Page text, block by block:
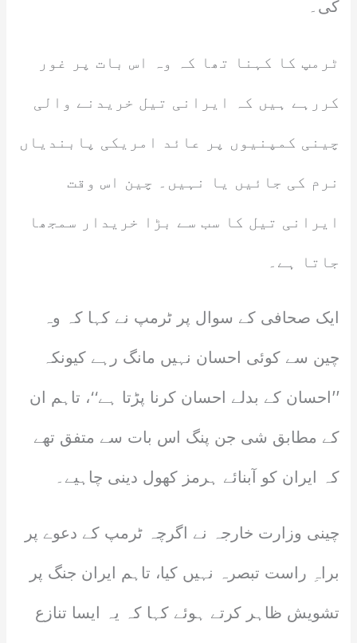
کی۔
ٹرمپ کا کہنا تھا کہ وہ اس بات پر غور
کررہے ہیں کہ ایرانی تیل خریدنے والی
چینی کمپنیوں پر عائد امریکی پابندیاں
نرم کی جائیں یا نہیں۔ چین اس وقت
ایرانی تیل کا سب سے بڑا خریدار سمجھا
جاتا ہے۔
ایک صحافی کے سوال پر ٹرمپ نے کہا کہ وہ
چین سے کوئی احسان نہیں مانگ رہے کیونکہ
’’احسان کے بدلے احسان کرنا پڑتا ہے‘‘، تاہم ان
کے مطابق شی جن پنگ اس بات سے متفق تھے
کہ ایران کو آبنائے ہرمز کھول دینی چاہیے۔
چینی وزارت خارجہ نے اگرچہ ٹرمپ کے دعوے پر
براہِ راست تبصرہ نہیں کیا، تاہم ایران جنگ پر
تشویش ظاہر کرتے ہوئے کہا کہ یہ ایسا تنازع